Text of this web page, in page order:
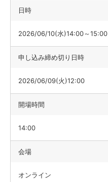
日時
2026/06/10(水)14:00～15:00
申し込み締め切り日時
2026/06/09(火)12:00
開場時間
14:00
会場
オンライン